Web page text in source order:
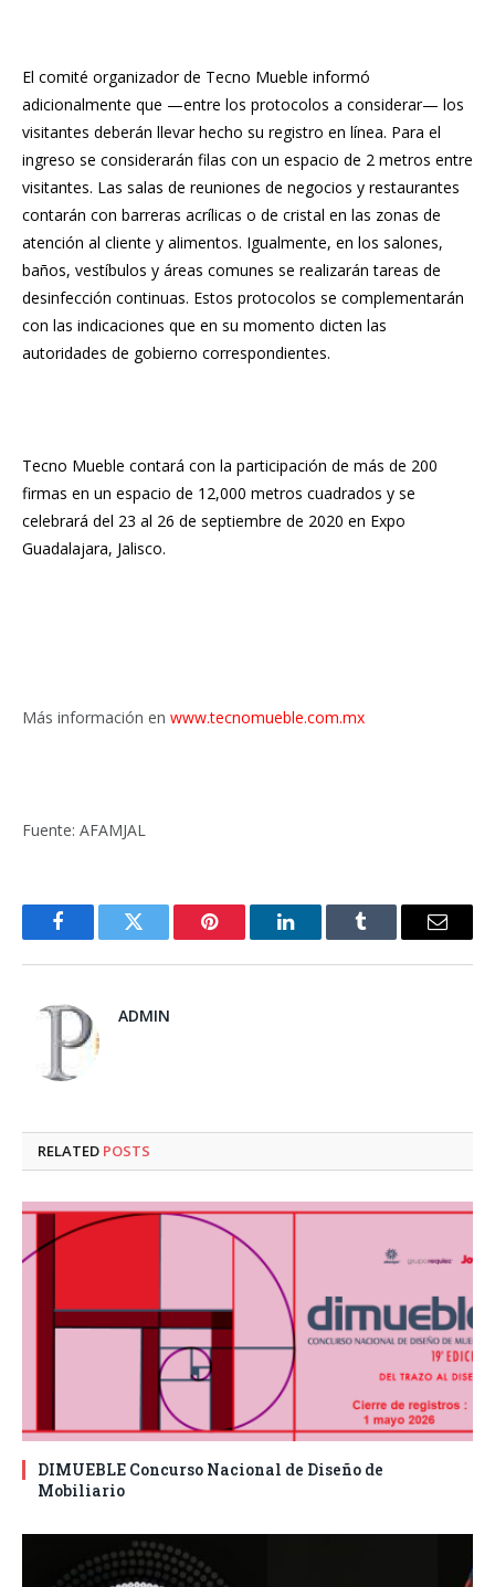
El comité organizador de Tecno Mueble informó
adicionalmente que —entre los protocolos a considerar— los
visitantes deberán llevar hecho su registro en línea. Para el
ingreso se considerarán filas con un espacio de 2 metros entre
visitantes. Las salas de reuniones de negocios y restaurantes
contarán con barreras acrílicas o de cristal en las zonas de
atención al cliente y alimentos. Igualmente, en los salones,
baños, vestíbulos y áreas comunes se realizarán tareas de
desinfección continuas. Estos protocolos se complementarán
con las indicaciones que en su momento dicten las
autoridades de gobierno correspondientes.
Tecno Mueble contará con la participación de más de 200
firmas en un espacio de 12,000 metros cuadrados y se
celebrará del 23 al 26 de septiembre de 2020 en Expo
Guadalajara, Jalisco.
Más información en www.tecnomueble.com.mx
Fuente: AFAMJAL
FacebookTwitter Pinterest LinkedInTumblr Email
ADMIN
RELATED POSTS
DIMUEBLE Concurso Nacional de Diseño de
Mobiliario